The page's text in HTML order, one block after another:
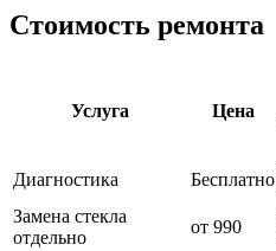
Стоимость ремонта
Услуга Цена
Диагностика
Бесплатно
Замена стекла
отдельно
от 990